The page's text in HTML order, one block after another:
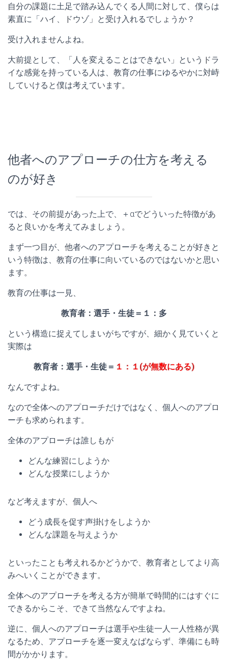
自分の課題に土足で踏み込んでくる人間に対して、僕らは
素直に「ハイ、ドウゾ」と受け入れるでしょうか？
受け入れませんよね。
大前提として、「人を変えることはできない」というドラ
イな感覚を持っている人は、教育の仕事にゆるやかに対峙
していけると僕は考えています。
他者へのアプローチの仕方を考える
のが好き
では、その前提があった上で、＋αでどういった特徴があ
ると良いかを考えてみましょう。
まず一つ目が、他者へのアプローチを考えることが好きと
いう特徴は、教育の仕事に向いているのではないかと思い
ます。
教育の仕事は一見、
教育者：選手・生徒＝１：多
という構造に捉えてしまいがちですが、細かく見ていくと
実際は
教育者：選手・生徒＝ １：１(が無数にある)
なんですよね。
なので全体へのアプローチだけではなく、個人へのアプロ
ーチも求められます。
全体のアプローチは誰しもが
どんな練習にしようか
どんな授業にしようか
など考えますが、個人へ
どう成長を促す声掛けをしようか
どんな課題を与えようか
といったことも考えれるかどうかで、教育者としてより高
みへいくことができます。
全体へのアプローチを考える方が簡単で時間的にはすぐに
できるからこそ、できて当然なんですよね。
逆に、個人へのアプローチは選手や生徒一人一人性格が異
なるため、アプローチを逐一変えなばならず、準備にも時
間がかかります。